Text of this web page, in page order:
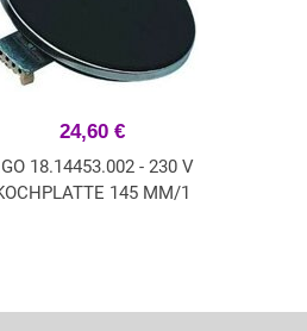
24,60 €
18.14453.002 - 230 V
145 MM/1